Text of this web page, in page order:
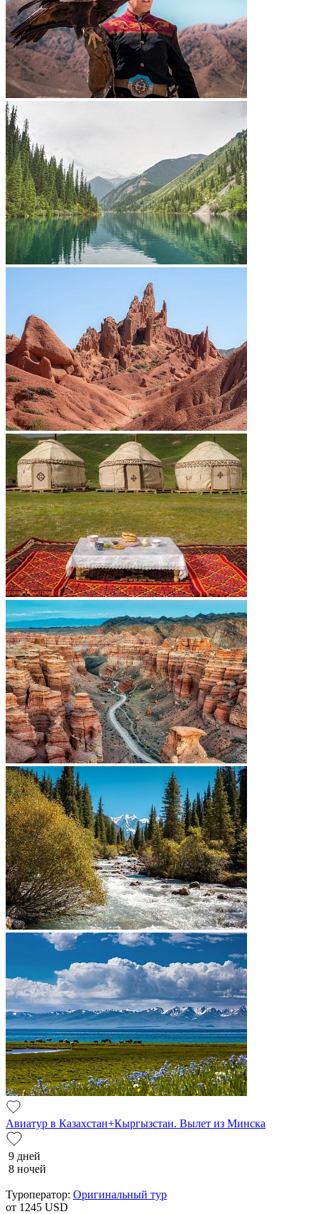
Авиатур в Казахстан+Кыргызстан. Вылет из Минска
9 дней
8 ночей
Туроператор: Оригинальный тур
от 1245 USD